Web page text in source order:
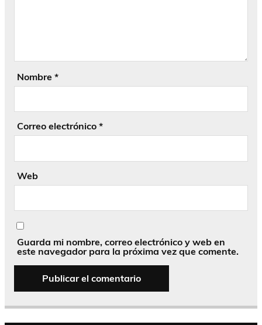
Nombre *
Correo electrónico *
Web
Guarda mi nombre, correo electrónico y web en
este navegador para la próxima vez que comente.